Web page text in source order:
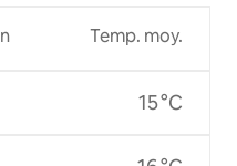
Temp. moy.
15 °C